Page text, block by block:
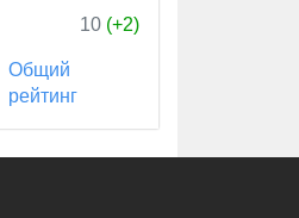
10 (+2)
Общий
рейтинг